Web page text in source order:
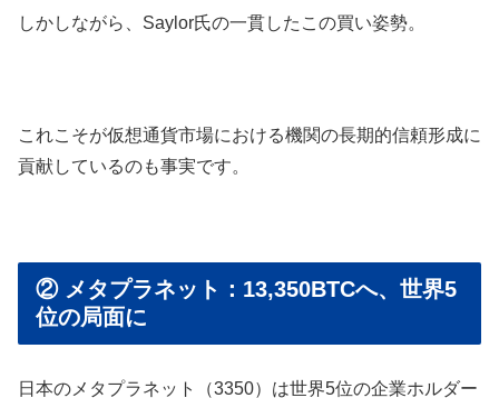
しかしながら、Saylor氏の一貫したこの買い姿勢。
これこそが仮想通貨市場における機関の長期的信頼形成に
貢献しているのも事実です。
② メタプラネット：13,350BTCへ、世界5
位の局面に
日本のメタプラネット（3350）は世界5位の企業ホルダー